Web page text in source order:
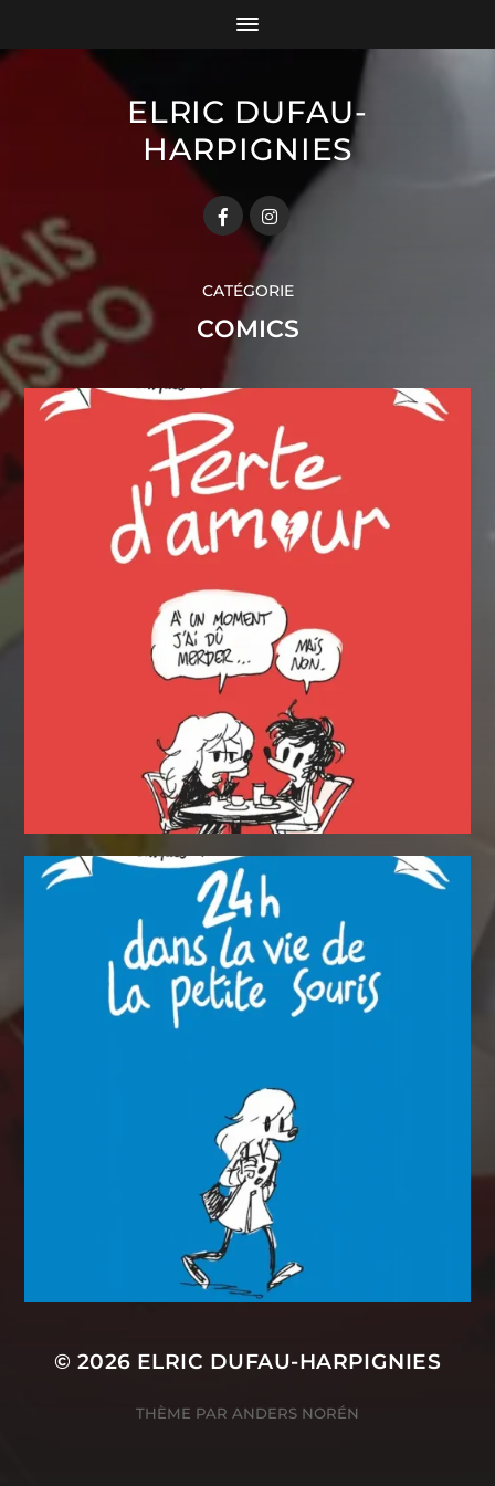
ELRIC DUFAU-
HARPIGNIES
CATÉGORIE
COMICS
© 2026 ELRIC DUFAU-HARPIGNIES
THÈME PAR ANDERS NORÉN